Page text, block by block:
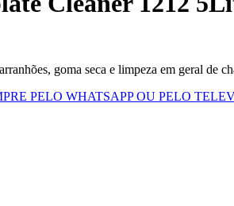
goma seca e limpeza em geral de
PELO WHATSAPP OU PELO